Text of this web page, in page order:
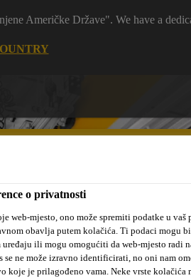
Američke Države". We have a
#dobrakemija O nama
o privatnosti
web-mjesto, ono može spremiti podatke u
obavlja putem kolačića. Ti podaci mogu
uređaju ili mogu omogućiti da web-mjesto radi
se ne može izravno identificirati, no oni nam
koje je prilagođeno vama. Neke vrste